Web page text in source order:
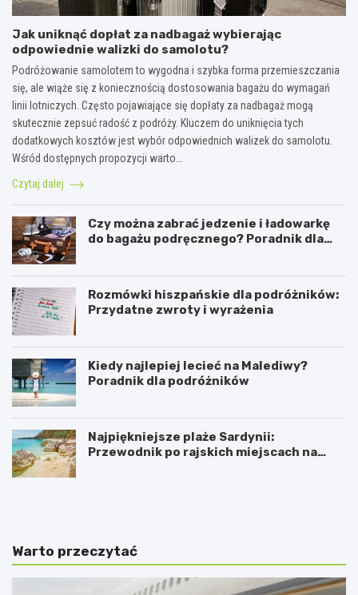
Jak uniknąć dopłat za nadbagaż wybierając
odpowiednie walizki do samolotu?
Podróżowanie samolotem to wygodna i szybka forma przemieszczania
się, ale wiąże się z koniecznością dostosowania bagażu do wymagań
linii lotniczych. Często pojawiające się dopłaty za nadbagaż mogą
skutecznie zepsuć radość z podróży. Kluczem do uniknięcia tych
dodatkowych kosztów jest wybór odpowiednich walizek do samolotu.
Wśród dostępnych propozycji warto…
Czytaj dalej
Czy można zabrać jedzenie i ładowarkę
do bagażu podręcznego? Poradnik dla
Rozmówki hiszpańskie dla podróżników:
Przydatne zwroty i wyrażenia
Kiedy najlepiej lecieć na Malediwy?
Poradnik dla podróżników
Najpiękniejsze plaże Sardynii:
Przewodnik po rajskich miejscach na
K
n
a
j
P
y
c
z
Warto przeczytać